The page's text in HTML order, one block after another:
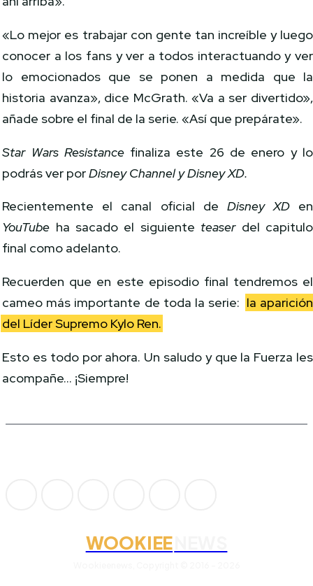
«Lo mejor es trabajar con gente tan increíble y luego
conocer a los fans y ver a todos interactuando y ver
lo emocionados que se ponen a medida que la
historia avanza», dice McGrath. «Va a ser divertido»,
añade sobre el final de la serie. «Así que prepárate».
Star Wars Resistancefinaliza este 26 de enero y lo
podrás ver porDisney Channel y Disney XD.
Recientemente el canal oficial de Disney XDen
YouTube ha sacado el siguiente teaserdel capitulo
final como adelanto.
Recuerden que en este episodio final tendremos el
cameo más importante de toda la serie: la aparición
del Líder Supremo Kylo Ren.
Esto es todo por ahora. Un saludo y que la Fuerza les
acompañe… ¡Siempre!
WOOKIEE